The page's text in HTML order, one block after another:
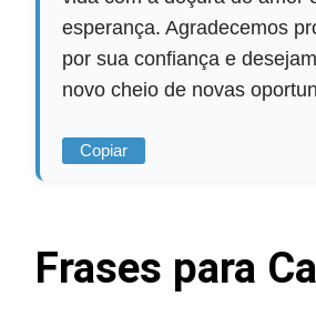
esperança. Agradecemos
por sua confiança e
novo cheio de novas
Copiar
Frases para